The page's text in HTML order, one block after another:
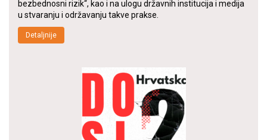
bezbednosni rizik“, kao i na ulogu državnih institucija i medija
u stvaranju i održavanju takve prakse.
Detaljnije